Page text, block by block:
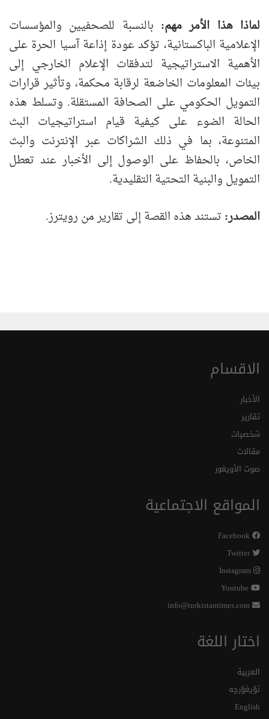
لماذا هذا الأمر مهم: بالنسبة للصحفيين والمؤسسات
الإعلامية الباكستانية، تؤكد عودة إذاعة آسيا الحرة على
الأهمية الاستراتيجية لتدفقات الإعلام الخارجي إلى
بيئات المعلومات الخاضعة لرقابة محكمة، وتأثير قرارات
التمويل الحكومي على الصحافة المستقلة. وتسلط هذه
الحالة الضوء على كيفية قيام استراتيجيات البث
المتنوعة، بما في ذلك الشراكات عبر الإنترنت والبث
الخاص، بالحفاظ على الوصول إلى الأخبار عند تعطل
التمويل والبنية التحتية التقليدية.
المصدر: تستند هذه القصة إلى تقارير من رويترز.
الاقسام
الأخبار
تقارير
شخصيات
مقالات
صوت الأويغور
المواقع الاجتماعية
اختار اللغة
العربية
ئۇيغۇرچە
English